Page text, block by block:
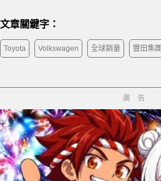
文章關鍵字：
Toyota Volkswagen 全球銷量 豐田集團
廣告